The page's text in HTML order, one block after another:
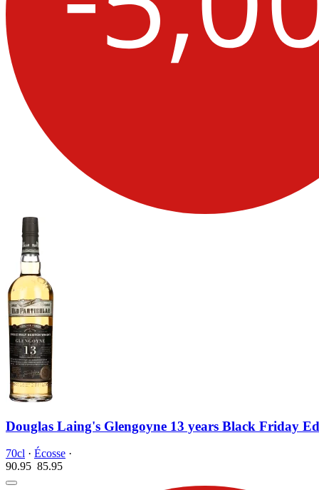
Douglas Laing's Glengoyne 13 years Black Friday
70cl · Écosse ·
90.95 85.95